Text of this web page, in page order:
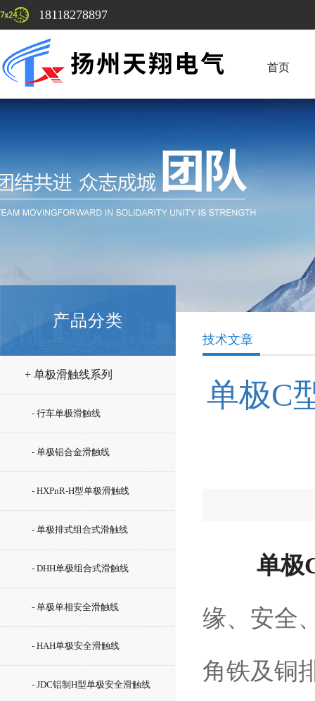
18118278897
首页
产品分类
+ 单极滑触线系列
- 行车单极滑触线
- 单极铝合金滑触线
- HXPnR-H型单极滑触线
- 单极排式组合式滑触线
- DHH单极组合式滑触线
- 单极单相安全滑触线
- HAH单极安全滑触线
- JDC铝制H型单极安全滑触线
技术文章
单极C
单极
缘、安全
角铁及铜